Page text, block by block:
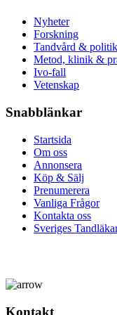
Nyheter
Forskning
Tandvård & politik
Metod, klinik &
Ivo-fall
Vetenskap
Snabblänkar
Startsida
Om oss
Annonsera
Köp & Sälj
Prenumerera
Vanliga Frågor
Kontakta oss
Sveriges
Kontakt